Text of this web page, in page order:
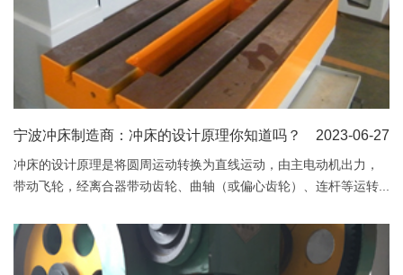
2023-06-27
宁波冲床制造商：冲床的设计原理你知道吗？
冲床的设计原理是将圆周运动转换为直线运动，由主电动机出力，
带动飞轮，经离合器带动齿轮、曲轴（或偏心齿轮）、连杆等运转...